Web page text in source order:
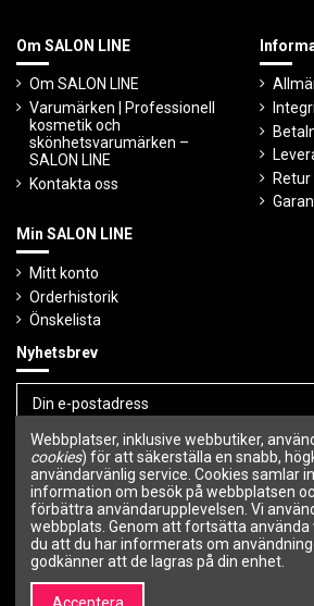
Om SALON LINE
Om SALON LINE
Varumärken | Professionell
kosmetik och
skönhetsvarumärken –
SALON LINE
Kontakta oss
Min SALON LINE
Mitt konto
Orderhistorik
Önskelista
Nyhetsbrev
Du kan avbryta prenumerationen när som
helst.
Följ oss
Webbplatser, inklusive webbutiker,
cookies) för att säkerställa en snabb,
användarvänlig service. Cookies samlar
information om besök på webbplatsen
förbättra användarupplevelsen. Vi
webbplats. Genom att fortsätta
du att du har informerats om
godkänner att de lagras på din enhet.